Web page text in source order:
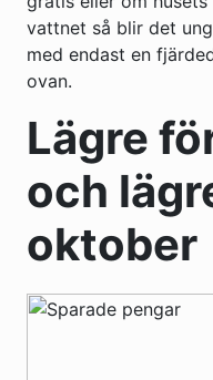
vattnet så blir det
med endast en
ovan.
Lägre
och
oktober